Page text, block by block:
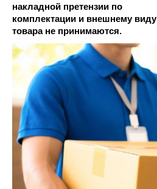
накладной претензии по
комплектации и внешнему виду
товара не принимаются.